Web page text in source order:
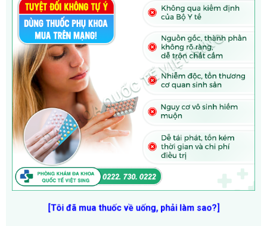
[Tôi đã mua thuốc về uống, phải làm sao?]